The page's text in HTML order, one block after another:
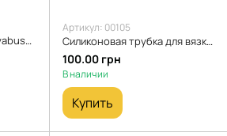
Поводок с крючком Hayabusa 12см с саморезом
Артикул: 00105
Силиконовая трубка для вязки снастей 1м Красная
100.00 грн
В наличии
Купить